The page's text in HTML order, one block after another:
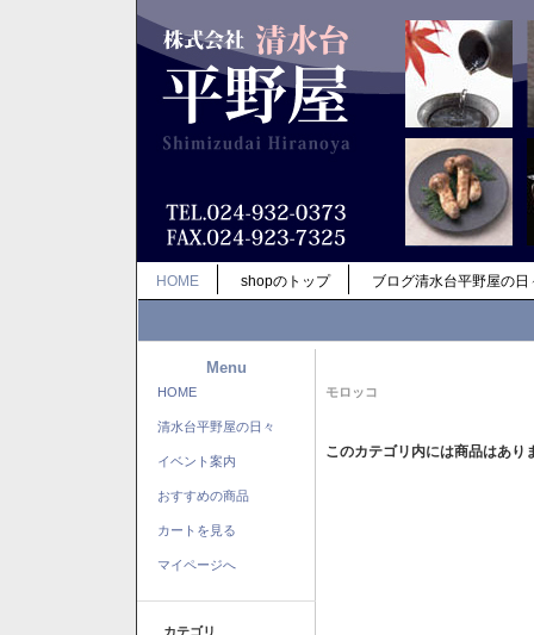
HOME shopのトップ ブログ清水台平野屋の日
Menu
HOME
清水台平野屋の日々
イベント案内
おすすめの商品
カートを見る
マイページへ
カテゴリ
モロッコ
このカテゴリ内には商品はあり